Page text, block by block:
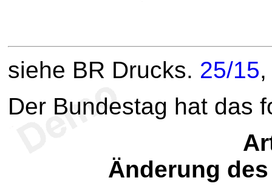
siehe BR Drucks. 25/15
Der Bundestag hat das
Änderung